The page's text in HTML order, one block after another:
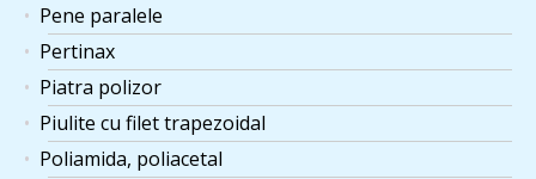
Pene paralele
Pertinax
Piatra polizor
Piulite cu filet trapezoidal
Poliamida, poliacetal